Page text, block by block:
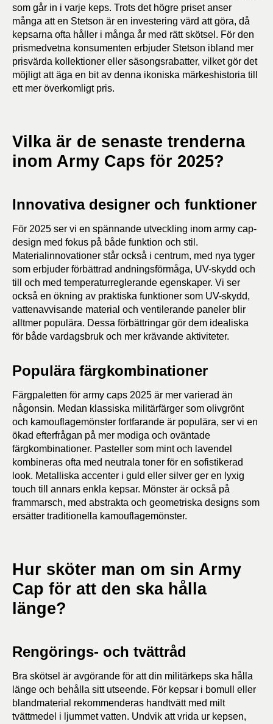
som går in i varje keps. Trots det högre priset anser
många att en Stetson är en investering värd att göra, då
kepsarna ofta håller i många år med rätt skötsel. För den
prismedvetna konsumenten erbjuder Stetson ibland mer
prisvärda kollektioner eller säsongsrabatter, vilket gör det
möjligt att äga en bit av denna ikoniska märkeshistoria till
ett mer överkomligt pris.
Vilka är de senaste trenderna
inom Army Caps för 2025?
Innovativa designer och funktioner
För 2025 ser vi en spännande utveckling inom army cap-
design med fokus på både funktion och stil.
Materialinnovationer står också i centrum, med nya tyger
som erbjuder förbättrad andningsförmåga, UV-skydd och
till och med temperaturreglerande egenskaper. Vi ser
också en ökning av praktiska funktioner som UV-skydd,
vattenavvisande material och ventilerande paneler blir
alltmer populära. Dessa förbättringar gör dem idealiska
för både vardagsbruk och mer krävande aktiviteter.
Populära färgkombinationer
Färgpaletten för army caps 2025 är mer varierad än
någonsin. Medan klassiska militärfärger som olivgrönt
och kamouflagemönster fortfarande är populära, ser vi en
ökad efterfrågan på mer modiga och oväntade
färgkombinationer. Pasteller som mint och lavendel
kombineras ofta med neutrala toner för en sofistikerad
look. Metalliska accenter i guld eller silver ger en lyxig
touch till annars enkla kepsar. Mönster är också på
frammarsch, med abstrakta och geometriska designs som
ersätter traditionella kamouflagemönster.
Hur sköter man om sin Army
Cap för att den ska hålla
länge?
Rengörings- och tvättråd
Bra skötsel är avgörande för att din militärkeps ska hålla
länge och behålla sitt utseende. För kepsar i bomull eller
blandmaterial rekommenderas handtvätt med milt
tvättmedel i ljummet vatten. Undvik att vrida ur kepsen,